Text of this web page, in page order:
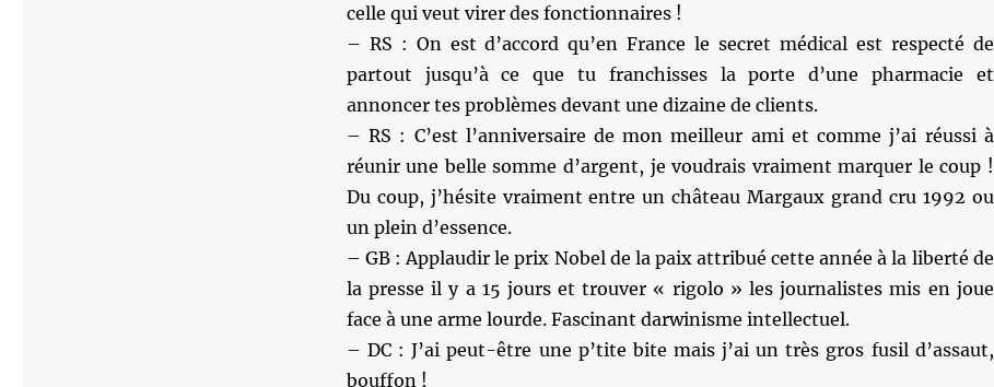
celle qui veut virer des fonctionnaires !
– RS : On est d’accord qu’en France le secret médical est respecté de
partout jusqu’à ce que tu franchisses la porte d’une pharmacie et
annoncer tes problèmes devant une dizaine de clients.
– RS : C’est l’anniversaire de mon meilleur ami et comme j’ai réussi à
réunir une belle somme d’argent, je voudrais vraiment marquer le coup !
Du coup, j’hésite vraiment entre un château Margaux grand cru 1992 ou
un plein d’essence.
– GB : Applaudir le prix Nobel de la paix attribué cette année à la liberté de
la presse il y a 15 jours et trouver « rigolo » les journalistes mis en joue
face à une arme lourde. Fascinant darwinisme intellectuel.
– DC : J’ai peut-être une p’tite bite mais j’ai un très gros fusil d’assaut,
bouffon !